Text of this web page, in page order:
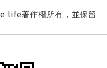
life著作權所有，並保留